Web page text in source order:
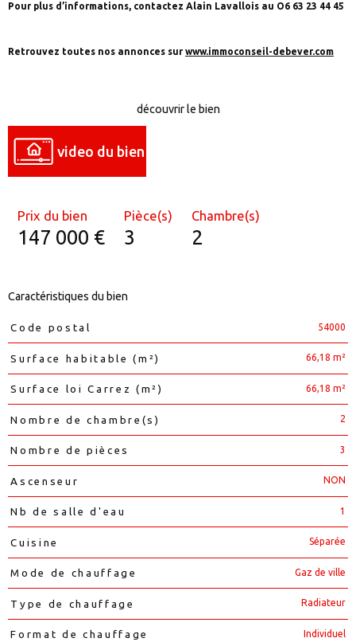
Pour plus d’informations, contactez Alain Lavallois au O6 63 23 44 45
Retrouvez toutes nos annonces sur www.immoconseil-debever.com
découvrir le bien
video du bien
Prix du bien
147 000 €
Pièce(s)
3
Chambre(s)
2
Caractéristiques du bien
Caractéristiques Valeurs
Code postal 54000
Surface habitable (m²) 66,18 m²
Surface loi Carrez (m²) 66,18 m²
Nombre de chambre(s) 2
Nombre de pièces 3
Ascenseur NON
Nb de salle d'eau 1
Cuisine Séparée
Mode de chauffage Gaz de ville
Type de chauffage Radiateur
Format de chauffage Individuel